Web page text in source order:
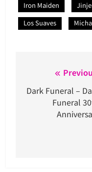
Iron Maiden
Los Suaves
Navegación
de
entradas
Dark Funeral –
Funeral